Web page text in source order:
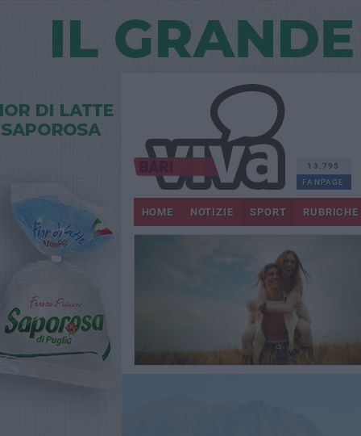
13.795
FANPAGE
HOME NOTIZIE SPORT RUBRICHE